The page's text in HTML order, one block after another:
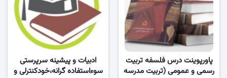
پاورپوینت درس فلسفه تربیت
رسمی و عمومی (تربیت مدرسه
ادبیات و پیشینه سرپرستی
سوءاستفاده گرانه،خودکنترلی و